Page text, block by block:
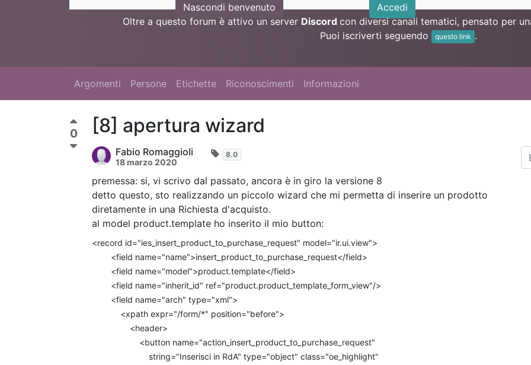
Nascondi benvenuto Accedi
Oltre a questo forum è attivo un server Discord con diversi canali tematici, pensato per
Puoi iscriverti seguendo
questo link .
Argomenti Persone Etichette Riconoscimenti Informazioni
0 [8] apertura wizard
Fabio Romaggioli
18 marzo 2020
8.0
premessa: si, vi scrivo dal passato, ancora è in giro la versione 8
detto questo, sto realizzando un piccolo wizard che mi permetta di inserire un prodotto
diretamente in una Richiesta d'acquisto.
al model product.template ho inserito il mio button:
<record id="ies_insert_product_to_purchase_request" model="ir.ui.view">
<field name="name">insert_product_to_purchase_request</field>
<field name="model">product.template</field>
<field name="inherit_id" ref="product.product_template_form_view"/>
<field name="arch" type="xml">
<xpath expr="/form/*" position="before">
<header>
<button name="action_insert_product_to_purchase_request"
string="Inserisci in RdA" type="object" class="oe_highlight"